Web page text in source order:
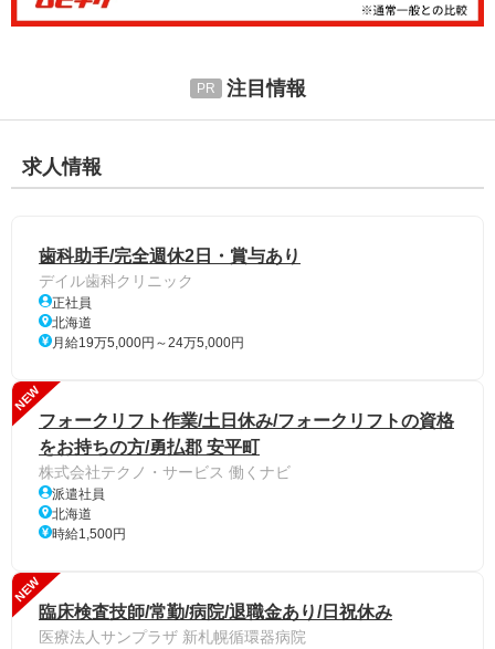
注目情報
求人情報
歯科助手/完全週休2日・賞与あり
デイル歯科クリニック
正社員
北海道
月給19万5,000円～24万5,000円
NEW
フォークリフト作業/土日休み/フォークリフトの資格
をお持ちの方/勇払郡 安平町
株式会社テクノ・サービス 働くナビ
派遣社員
北海道
時給1,500円
NEW
臨床検査技師/常勤/病院/退職金あり/日祝休み
医療法人サンプラザ 新札幌循環器病院